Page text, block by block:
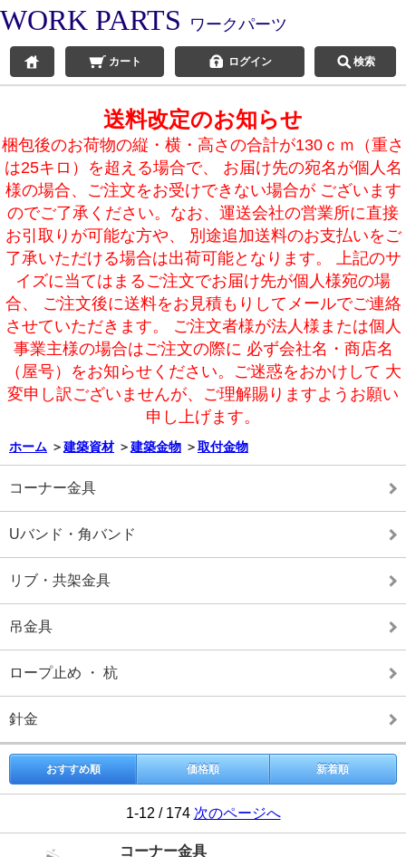
WORK PARTS ワークパーツ
カート ログイン 検索
送料改定のお知らせ
梱包後のお荷物の縦・横・高さの合計が130ｃｍ（重さ
は25キロ）を超える場合で、 お届け先の宛名が個人名
様の場合、ご注文をお受けできない場合が ございます
のでご了承ください。なお、運送会社の営業所に直接
お引取りが可能な方や、 別途追加送料のお支払いをご
了承いただける場合は出荷可能となります。 上記のサ
イズに当てはまるご注文でお届け先が個人様宛の場
合、 ご注文後に送料をお見積もりしてメールでご連絡
させていただきます。 ご注文者様が法人様または個人
事業主様の場合はご注文の際に 必ず会社名・商店名
（屋号）をお知らせください。ご迷惑をおかけして 大
変申し訳ございませんが、ご理解賜りますようお願い
申し上げます。
ホーム ＞建築資材 ＞建築金物 ＞取付金物
コーナー金具
Uバンド・角バンド
リブ・共架金具
吊金具
ロープ止め ・ 杭
針金
おすすめ順 価格順 新着順
1-12 / 174 次のページへ
コーナー金具